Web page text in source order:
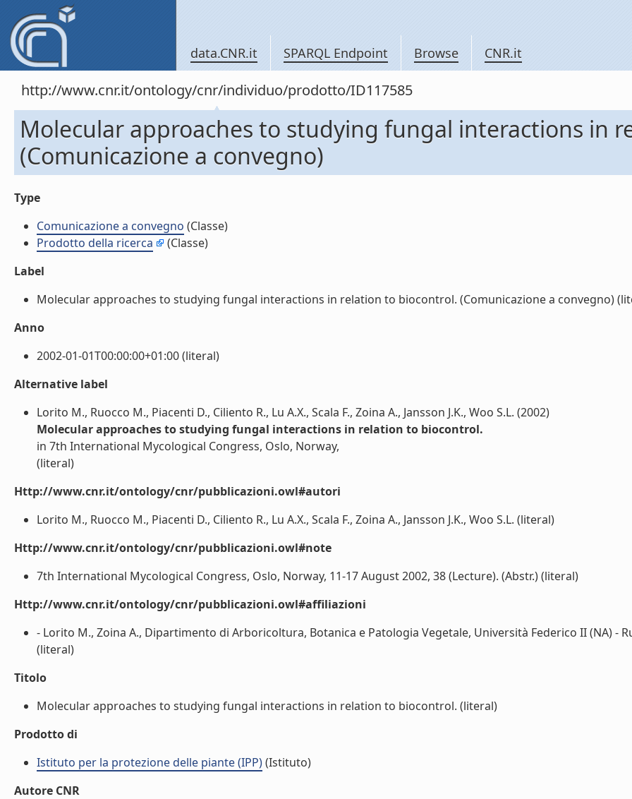
data.CNR.it SPARQL Endpoint Browse CNR.it
http://www.cnr.it/ontology/cnr/individuo/prodotto/ID117585
Molecular approaches to studying fungal interactions in
(Comunicazione a convegno)
Type
Comunicazione a convegno (Classe)
Prodotto della ricerca
(Classe)
Label
Molecular approaches to studying fungal interactions in relation to biocontrol. (Comunicazione a convegno)
Anno
2002-01-01T00:00:00+01:00 (literal)
Alternative label
Lorito M., Ruocco M., Piacenti D., Ciliento R., Lu A.X., Scala F., Zoina A., Jansson J.K., Woo S.L. (2002)
Molecular approaches to studying fungal interactions in relation to biocontrol.
in 7th International Mycological Congress, Oslo, Norway,
(literal)
Http://www.cnr.it/ontology/cnr/pubblicazioni.owl#autori
Lorito M., Ruocco M., Piacenti D., Ciliento R., Lu A.X., Scala F., Zoina A., Jansson J.K., Woo S.L. (literal)
Http://www.cnr.it/ontology/cnr/pubblicazioni.owl#note
7th International Mycological Congress, Oslo, Norway, 11-17 August 2002, 38 (Lecture). (Abstr.) (literal)
Http://www.cnr.it/ontology/cnr/pubblicazioni.owl#affiliazioni
- Lorito M., Zoina A., Dipartimento di Arboricoltura, Botanica e Patologia Vegetale, Università Federico II (NA) -
(literal)
Titolo
Molecular approaches to studying fungal interactions in relation to biocontrol. (literal)
Prodotto di
Istituto per la protezione delle piante (IPP)(Istituto)
Autore CNR